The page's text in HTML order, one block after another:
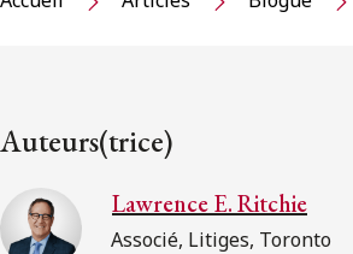
Auteurs(trice)
Lawrence E. Ritchie
Associé, Litiges, Toronto